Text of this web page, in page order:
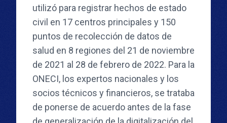
utilizó para registrar hechos de estado
civil en 17 centros principales y 150
puntos de recolección de datos de
salud en 8 regiones del 21 de noviembre
de 2021 al 28 de febrero de 2022. Para la
ONECI, los expertos nacionales y los
socios técnicos y financieros, se trataba
de ponerse de acuerdo antes de la fase